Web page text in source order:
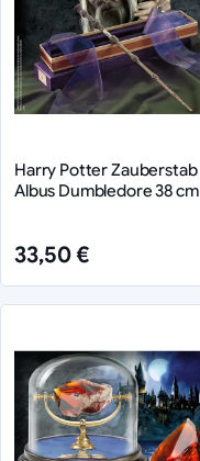
Harry Potter Zauberstab
Albus Dumbledore 38 cm
33,50 €